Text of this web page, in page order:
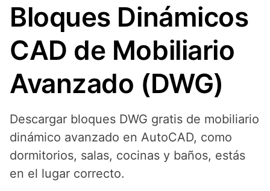
Bloques Dinámicos
CAD de Mobiliario
Avanzado (DWG)
Descargar bloques DWG gratis de mobiliario
dinámico avanzado en AutoCAD, como
dormitorios, salas, cocinas y baños, estás
en el lugar correcto.